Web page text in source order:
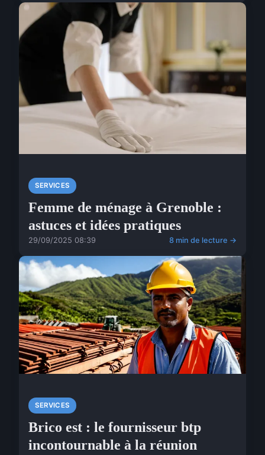
SERVICES
Femme de ménage à Grenoble :
astuces et idées pratiques
29/09/2025 08:39 8 min de lecture →
SERVICES
Brico est : le fournisseur btp
incontournable à la réunion